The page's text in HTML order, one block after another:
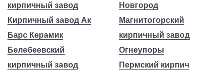
кирпичный завод
Кирпичный завод Ак
Барс Керамик
Белебеевский
кирпичный завод
Новгород
Магнитогорский
кирпичный завод
Огнеупоры
Пермский кирпич